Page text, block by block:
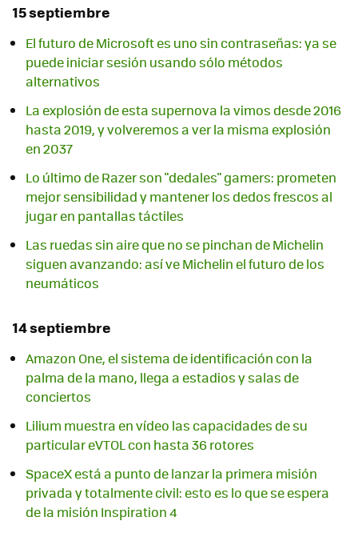
15 septiembre
El futuro de Microsoft es uno sin contraseñas: ya se
puede iniciar sesión usando sólo métodos
alternativos
La explosión de esta supernova la vimos desde 2016
hasta 2019, y volveremos a ver la misma explosión
en 2037
Lo último de Razer son "dedales" gamers: prometen
mejor sensibilidad y mantener los dedos frescos al
jugar en pantallas táctiles
Las ruedas sin aire que no se pinchan de Michelin
siguen avanzando: así ve Michelin el futuro de los
neumáticos
14 septiembre
Amazon One, el sistema de identificación con la
palma de la mano, llega a estadios y salas de
conciertos
Lilium muestra en vídeo las capacidades de su
particular eVTOL con hasta 36 rotores
SpaceX está a punto de lanzar la primera misión
privada y totalmente civil: esto es lo que se espera
de la misión Inspiration 4